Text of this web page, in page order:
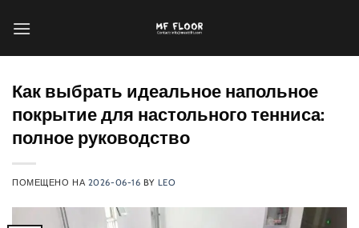
Как выбрать идеальное напольное
покрытие для настольного тенниса:
полное руководство
ПОМЕЩЕНО НА 2026-06-16 BY LEO